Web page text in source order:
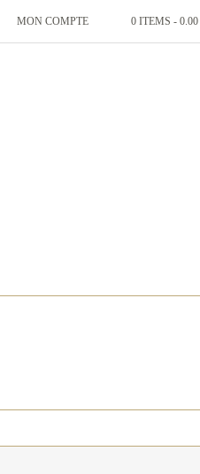
MON COMPTE 0 ITEMS - 0.00